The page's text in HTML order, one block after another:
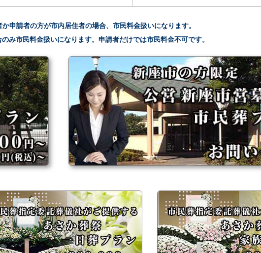
申請者の方が市内居住者の場合、市民料金扱いになります。
み市民料金扱いになります。申請者だけでは市民料金不可です。